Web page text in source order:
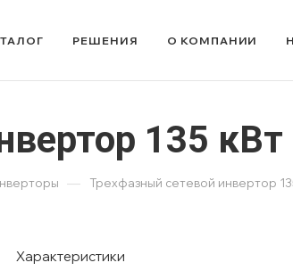
РЕШЕНИЯ О КОМПАНИИ
135
— Трехфазный сетевой инвертор
Характеристики